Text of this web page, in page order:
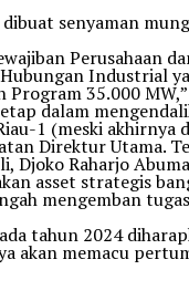
senyaman
Perusahaan
Industrial
35.000
dalam
1 (meski
Direktur Utama.
Djoko Raharjo
asset strategis
mengemban
tahun 2024
akan memacu